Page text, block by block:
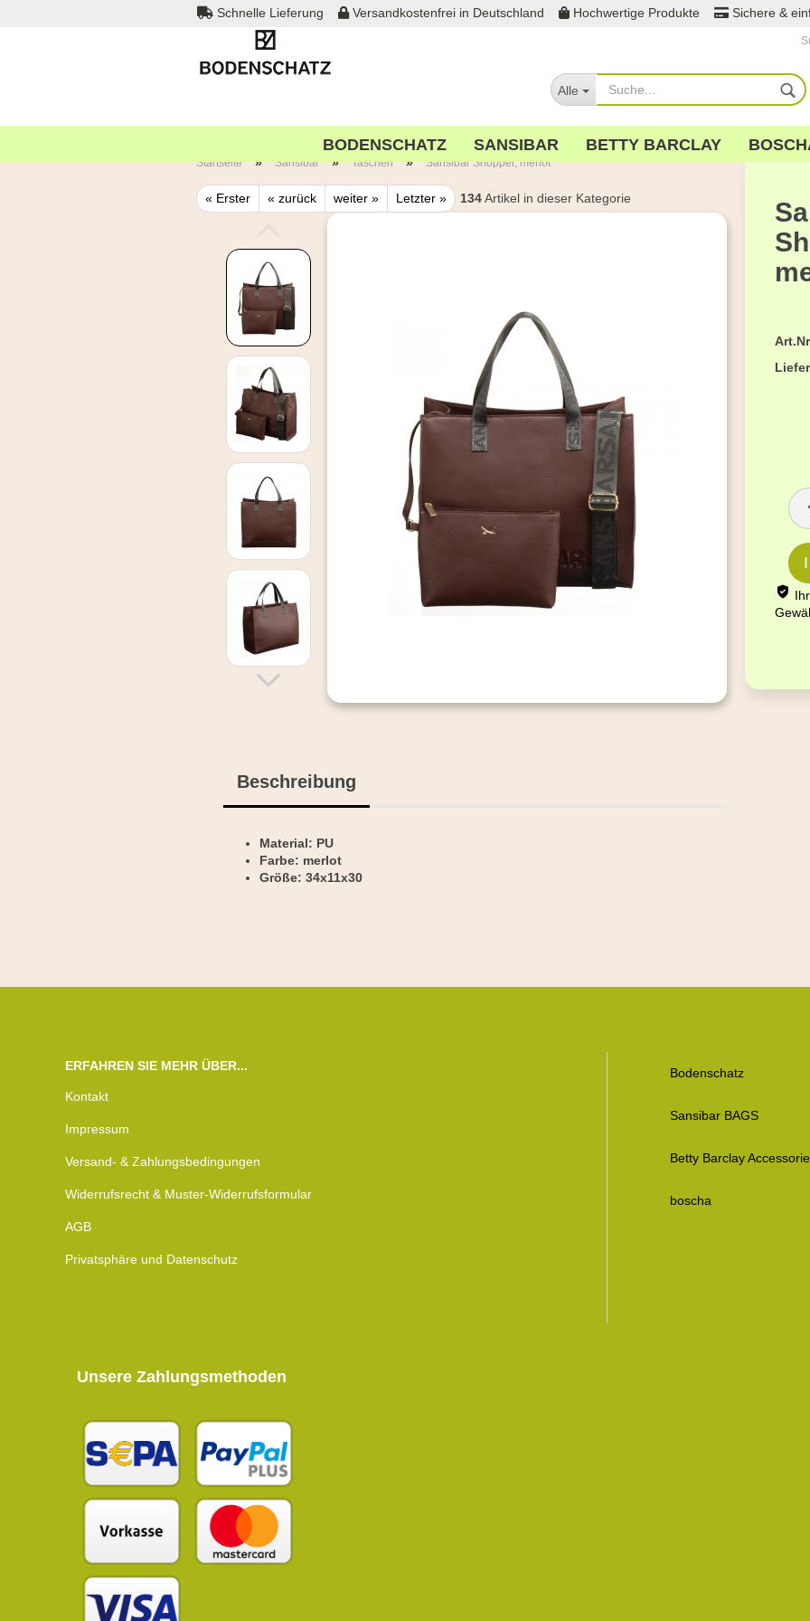
Schnelle Lieferung Versandkostenfrei in Deutschland Hochwertige Produkte Sichere &
Alle
BODENSCHATZ SANSIBAR BETTY BARCLAY
Startseite » Sansibar » Taschen » Sansibar Shopper, merlot
« Erster « zurück weiter » Letzter » 134Artikel in dieser Kategorie
Beschreibung
Material: PU
Farbe: merlot
Größe: 34x11x30
ERFAHREN SIE MEHR ÜBER...
Kontakt
Impressum
Versand- & Zahlungsbedingungen
Widerrufsrecht & Muster-Widerrufsformular
AGB
Privatsphäre und Datenschutz
Bodenschatz
Sansibar BAGS
Betty Barclay
boscha
Unsere Zahlungsmethoden